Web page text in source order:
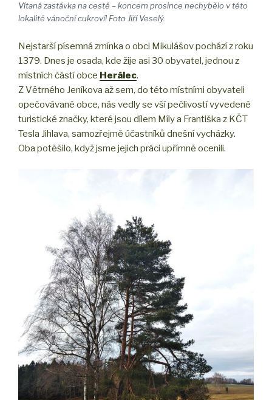
Vítaná zastávka na cestě – koncem prosince nechybělo v této
lokalitě vánoční cukroví! Foto Jiří Veselý.
Nejstarší písemná zmínka o obci Mikulášov pochází z roku
1379. Dnes je osada, kde žije asi 30 obyvatel, jednou z
místních částí obce Herálec.
Z Větrného Jeníkova až sem, do této místními obyvateli
opečovávané obce, nás vedly se vší pečlivostí vyvedené
turistické značky, které jsou dílem Míly a Františka z KČT
Tesla Jihlava, samozřejmě účastníků dnešní vycházky.
Oba potěšilo, když jsme jejich práci upřímně ocenili.